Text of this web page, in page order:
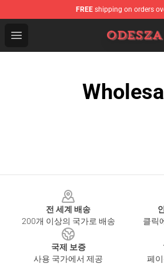
FREE shipping on orders
Open menu
ODESZA Shop - Official
전 세계 배송
200개 이상의 국가로 배송
클릭
국제 보증
사용 국가에서 제공
페